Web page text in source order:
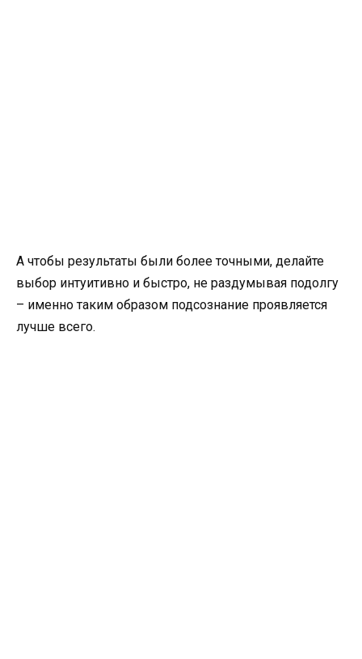
А чтобы результаты были более точными, делайте
выбор интуитивно и быстро, не раздумывая подолгу
– именно таким образом подсознание проявляется
лучше всего.